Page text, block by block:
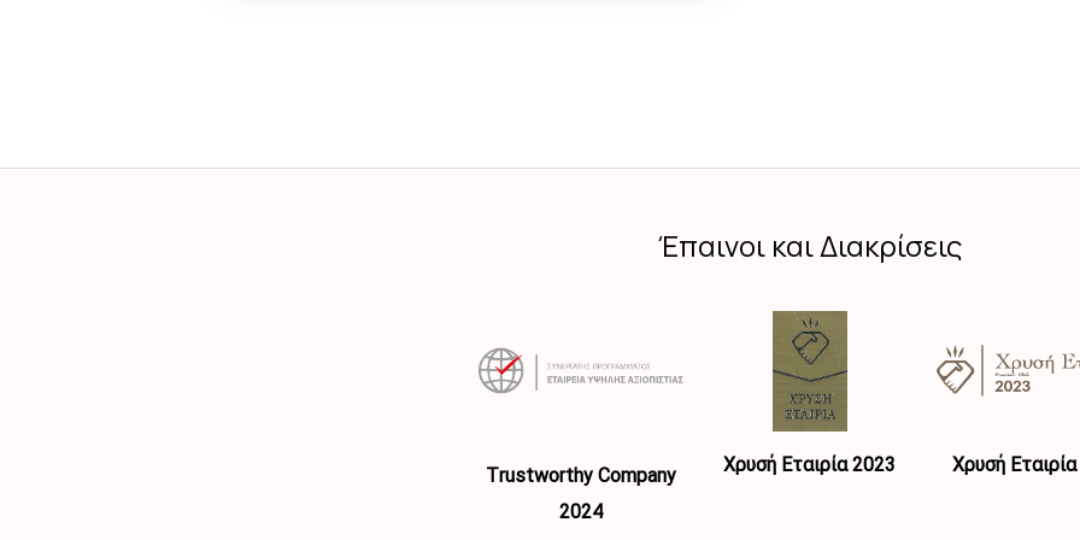
Έπαινοι και Διακρίσεις
Τrustworthy Company
2024
Χρυσή Εταιρία 2023 Χρυσή